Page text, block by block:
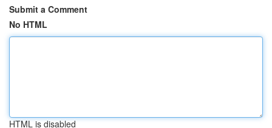
Submit a Comment
No HTML
HTML is disabled